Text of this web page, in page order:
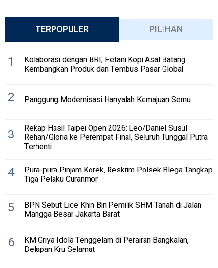
TERPOPULER PILIHAN
1 Kolaborasi dengan BRI, Petani Kopi Asal Batang
Kembangkan Produk dan Tembus Pasar Global
2 Panggung Modernisasi Hanyalah Kemajuan Semu
3 Rekap Hasil Taipei Open 2026: Leo/Daniel Susul
Rehan/Gloria ke Perempat Final, Seluruh Tunggal Putra
Terhenti
4 Pura-pura Pinjam Korek, Reskrim Polsek Blega Tangkap
Tiga Pelaku Curanmor
5 BPN Sebut Lioe Khin Bin Pemilik SHM Tanah di Jalan
Mangga Besar Jakarta Barat
6 KM Griya Idola Tenggelam di Perairan Bangkalan,
Delapan Kru Selamat